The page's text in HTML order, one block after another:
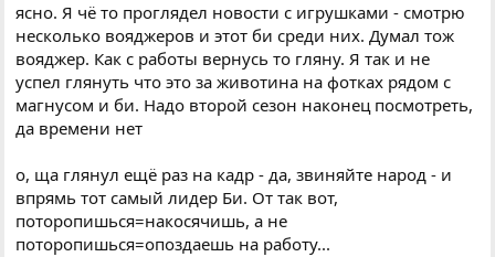
ясно. Я чё то проглядел новости с игрушками - смотрю
несколько вояджеров и этот би среди них. Думал тож
вояджер. Как с работы вернусь то гляну. Я так и не
успел глянуть что это за животина на фотках рядом с
магнусом и би. Надо второй сезон наконец посмотреть,
да времени нет
о, ща глянул ещё раз на кадр - да, звиняйте народ - и
впрямь тот самый лидер Би. От так вот,
поторопишься=накосячишь, а не
поторопишься=опоздаешь на работу...